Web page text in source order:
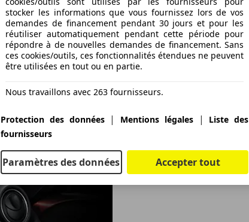
stocker les informations que vous fournissez lors de vos
demandes de financement pendant 30 jours et pour les
réutiliser automatiquement pendant cette période pour
répondre à de nouvelles demandes de financement. Sans
ces cookies/outils, ces fonctionnalités étendues ne peuvent
être utilisées en tout ou en partie.
Nous travaillons avec 263 fournisseurs.
Protection des données| Mentions légales|
Liste des
fournisseurs
Paramètres des données Accepter tout